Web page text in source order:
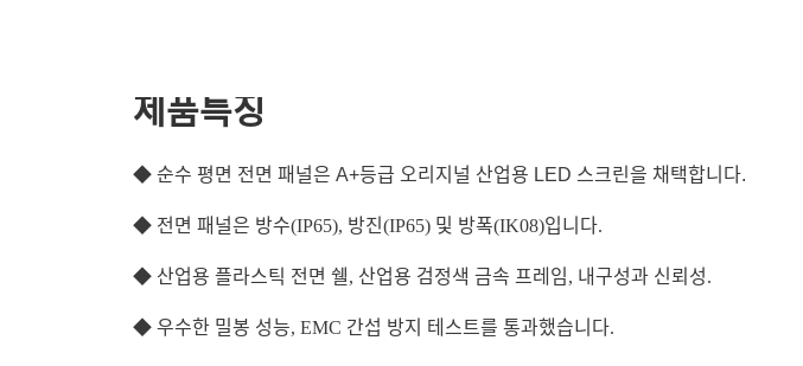
제품특징
◆ 순수 평면 전면 패널은 A+등급 오리지널 산업용 LED 스크린을 채택합니다.
◆ 전면 패널은 방수(IP65), 방진(IP65) 및 방폭(IK08)입니다.
◆ 산업용 플라스틱 전면 쉘, 산업용 검정색 금속 프레임, 내구성과 신뢰성.
◆ 우수한 밀봉 성능, EMC 간섭 방지 테스트를 통과했습니다.